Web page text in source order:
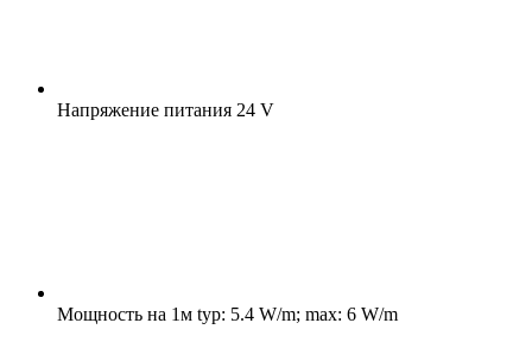
Напряжение питания 24 V
Мощность на 1м typ: 5.4 W/m; max: 6 W/m